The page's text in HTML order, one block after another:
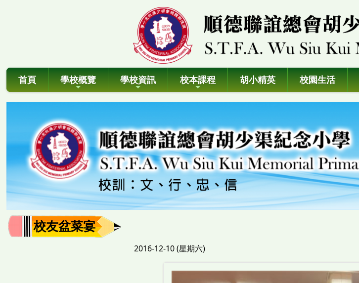
首頁 學校概覽 學校資訊 校本課程 胡小精英 校園生活
校友盆菜宴
2016-12-10 (星期六)